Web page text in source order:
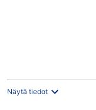
Näytä tiedot